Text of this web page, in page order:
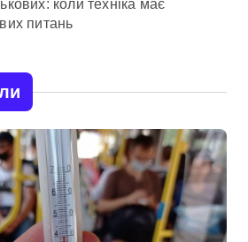
коли техніка має
питань